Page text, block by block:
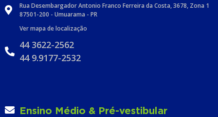
Rua Desembargador Antonio Franco Ferreira da Costa, 3678, Zona 1
87501-200 - Umuarama - PR
Ver mapa de localização
44 3622-2562
44 9.9177-2532
Ensino Médio & Pré-vestibular